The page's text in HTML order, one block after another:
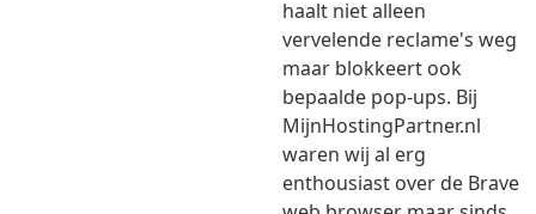
haalt niet alleen
vervelende reclame's weg
maar blokkeert ook
bepaalde pop-ups. Bij
MijnHostingPartner.nl
waren wij al erg
enthousiast over de Brave